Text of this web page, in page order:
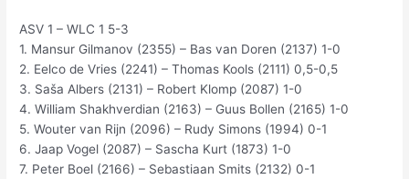
ASV 1 – WLC 1 5-3
1. Mansur Gilmanov (2355) – Bas van Doren (2137) 1-0
2. Eelco de Vries (2241) – Thomas Kools (2111) 0,5-0,5
3. Saša Albers (2131) – Robert Klomp (2087) 1-0
4. William Shakhverdian (2163) – Guus Bollen (2165) 1-0
5. Wouter van Rijn (2096) – Rudy Simons (1994) 0-1
6. Jaap Vogel (2087) – Sascha Kurt (1873) 1-0
7. Peter Boel (2166) – Sebastiaan Smits (2132) 0-1